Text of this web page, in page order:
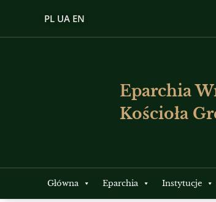
PL UA EN
Eparchia
Kościoła
Główna Eparchia Instytucje